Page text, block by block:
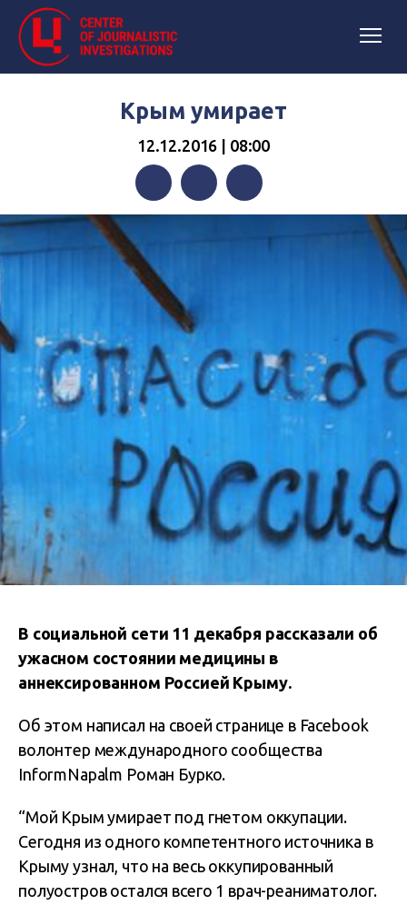
Крым умирает
12.12.2016 | 08:00
FacebookTwitterTelegram
В социальной сети 11 декабря рассказали об
ужасном состоянии медицины в
аннексированном Россией Крыму.
Об этом написал на своей странице в Facebook
волонтер международного сообщества
InformNapalm Роман Бурко.
“Мой Крым умирает под гнетом оккупации.
Сегодня из одного компетентного источника в
Крыму узнал, что на весь оккупированный
полуостров остался всего 1 врач-реаниматолог.